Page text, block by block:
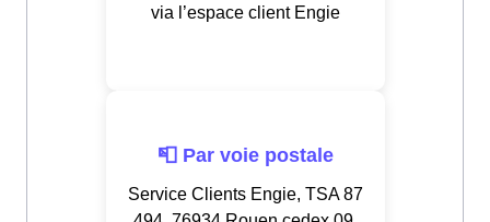
via l’espace client Engie
📮 Par voie postale
Service Clients Engie, TSA 87